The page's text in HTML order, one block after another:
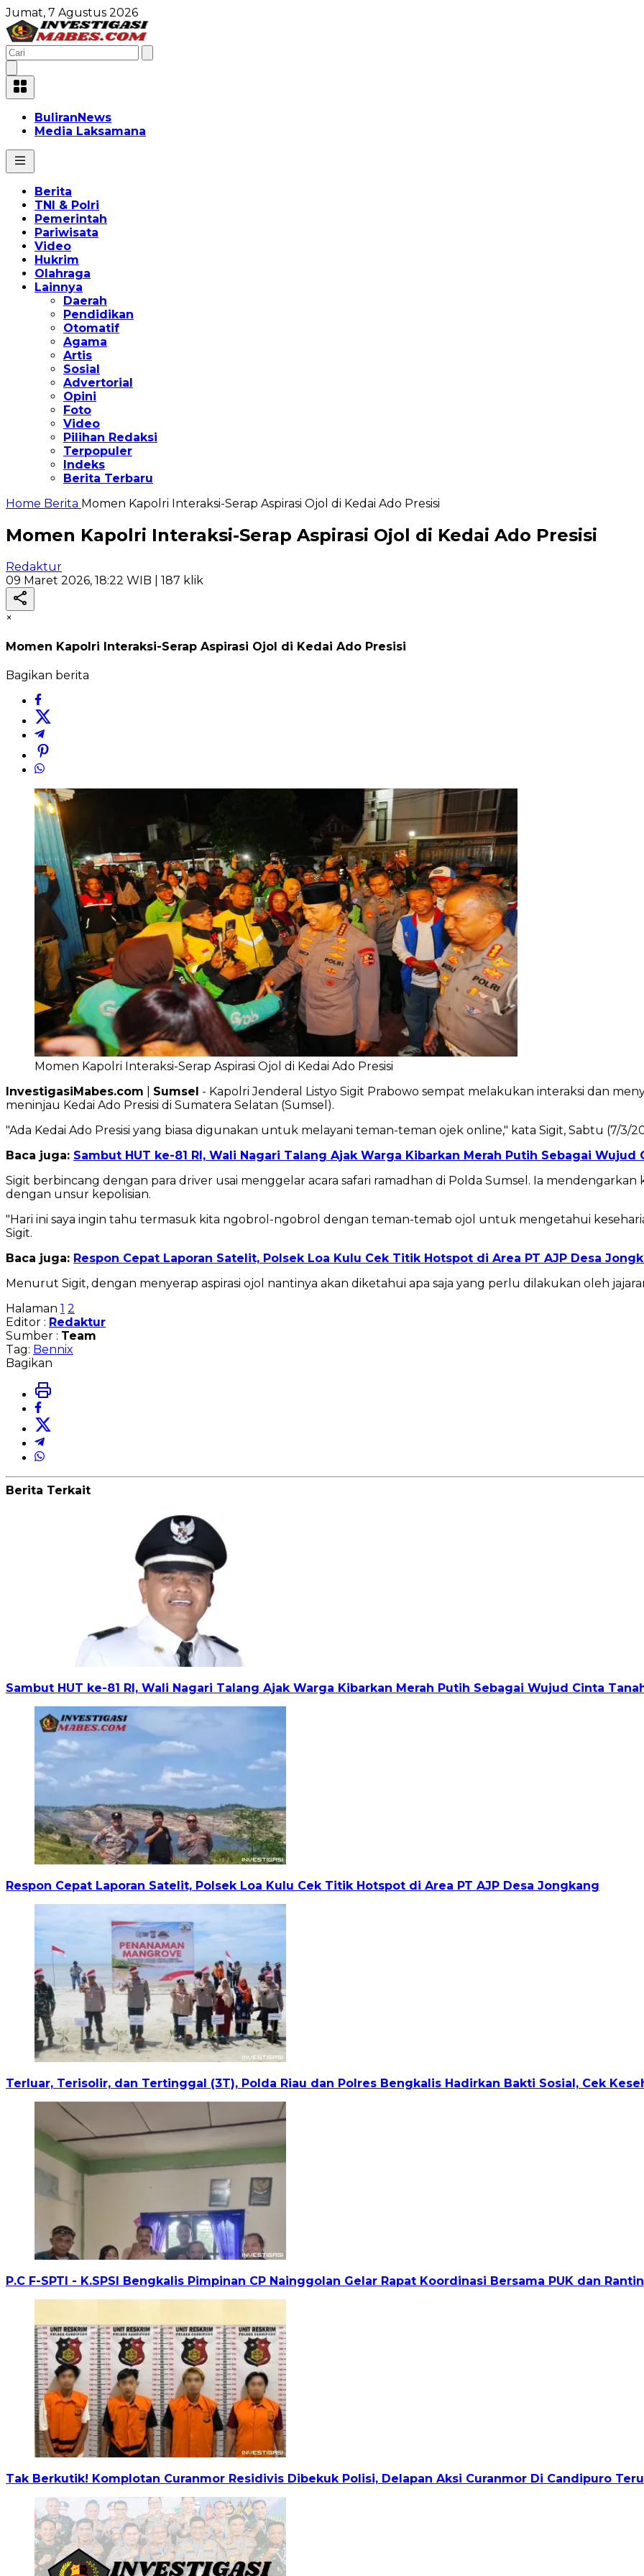
Jumat, 7 Agustus 2026
BuliranNews
Media Laksamana
Berita
TNI & Polri
Pemerintah
Pariwisata
Video
Hukrim
Olahraga
Lainnya
Daerah
Pendidikan
Otomatif
Agama
Artis
Sosial
Advertorial
Opini
Foto
Video
Pilihan Redaksi
Terpopuler
Indeks
Berita Terbaru
Home Berita Momen Kapolri Interaksi-Serap Aspirasi Ojol di Kedai Ado Presisi
Momen Kapolri Interaksi-Serap Aspirasi Ojol di Kedai Ado Presisi
Redaktur
09 Maret 2026, 18:22 WIB | 187 klik
×
Momen Kapolri Interaksi-Serap Aspirasi Ojol di Kedai Ado Presisi
Bagikan berita
Momen Kapolri Interaksi-Serap Aspirasi Ojol di Kedai Ado Presisi
InvestigasiMabes.com
Sumsel - Kapolri Jenderal Listyo Sigit Prabowo sempat melakukan interaksi dan
meninjau Kedai Ado Presisi di Sumatera Selatan (Sumsel).
"Ada Kedai Ado Presisi yang biasa digunakan untuk melayani teman-teman ojek online," kata Sigit, Sabtu (7/3/
Baca juga: Sambut HUT ke-81 RI, Wali Nagari Talang Ajak Warga Kibarkan Merah Putih Sebagai Wujud
Sigit berbincang dengan para driver usai menggelar acara safari ramadhan di Polda Sumsel. Ia
dengan unsur kepolisian.
"Hari ini saya ingin tahu termasuk kita ngobrol-ngobrol dengan teman-temab ojol untuk mengetahui
Sigit.
Baca juga: Respon Cepat Laporan Satelit, Polsek Loa Kulu Cek Titik Hotspot di Area PT AJP Desa
Menurut Sigit, dengan menyerap aspirasi ojol nantinya akan diketahui apa saja yang perlu dilakukan oleh
Halaman 1 2
Editor : Redaktur
Sumber : Team
Tag: Bennix
Bagikan
Berita Terkait
Sambut HUT ke-81 RI, Wali Nagari Talang Ajak Warga Kibarkan Merah Putih Sebagai Wujud Cinta
Respon Cepat Laporan Satelit, Polsek Loa Kulu Cek Titik Hotspot di Area PT AJP Desa Jongkang
Terluar, Terisolir, dan Tertinggal (3T), Polda Riau dan Polres Bengkalis Hadirkan Bakti Sosial, Cek
P.C F-SPTI - K.SPSI Bengkalis Pimpinan CP Nainggolan Gelar Rapat Koordinasi Bersama PUK dan
Tak Berkutik! Komplotan Curanmor Residivis Dibekuk Polisi, Delapan Aksi Curanmor Di Candipuro